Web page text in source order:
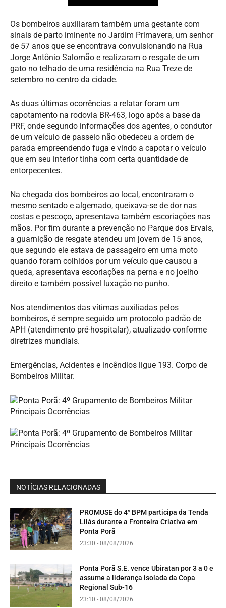
Os bombeiros auxiliaram também uma gestante com
sinais de parto iminente no Jardim Primavera, um senhor
de 57 anos que se encontrava convulsionando na Rua
Jorge Antônio Salomão e realizaram o resgate de um
gato no telhado de uma residência na Rua Treze de
setembro no centro da cidade.
As duas últimas ocorrências a relatar foram um
capotamento na rodovia BR-463, logo após a base da
PRF, onde segundo informações dos agentes, o condutor
de um veículo de passeio não obedeceu a ordem de
parada empreendendo fuga e vindo a capotar o veículo
que em seu interior tinha com certa quantidade de
entorpecentes.
Na chegada dos bombeiros ao local, encontraram o
mesmo sentado e algemado, queixava-se de dor nas
costas e pescoço, apresentava também escoriações nas
mãos. Por fim durante a prevenção no Parque dos Ervais,
a guarnição de resgate atendeu um jovem de 15 anos,
que segundo ele estava de passageiro em uma moto
quando foram colhidos por um veículo que causou a
queda, apresentava escoriações na perna e no joelho
direito e também possível luxação no punho.
Nos atendimentos das vítimas auxiliadas pelos
bombeiros, é sempre seguido um protocolo padrão de
APH (atendimento pré-hospitalar), atualizado conforme
diretrizes mundiais.
Emergências, Acidentes e incêndios ligue 193. Corpo de
Bombeiros Militar.
NOTÍCIAS RELACIONADAS
PROMUSE do 4° BPM participa da Tenda
Lilás durante a Fronteira Criativa em
Ponta Porã
23:30 - 08/08/2026
Ponta Porã S.E. vence Ubiratan por 3 a 0 e
assume a liderança isolada da Copa
Regional Sub-16
23:10 - 08/08/2026